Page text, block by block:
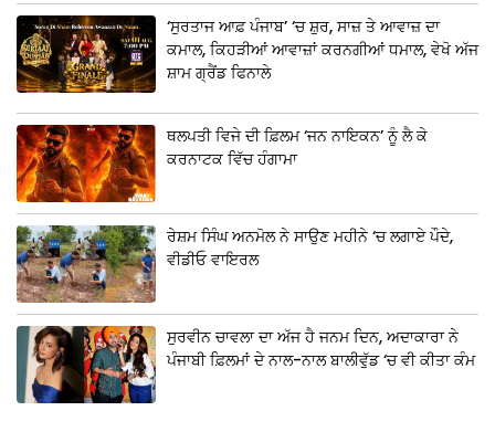
‘ਸੁਰਤਾਜ ਆਫ਼ ਪੰਜਾਬ’ ‘ਚ ਸ਼ੁਰ, ਸਾਜ਼ ਤੇ ਆਵਾਜ਼ ਦਾ
ਕਮਾਲ, ਕਿਹੜੀਆਂ ਆਵਾਜ਼ਾਂ ਕਰਨਗੀਆਂ ਧਮਾਲ, ਵੇਖੋ ਅੱਜ
ਸ਼ਾਮ ਗ੍ਰੈਂਡ ਫਿਨਾਲੇ
ਥਲਪਤੀ ਵਿਜੇ ਦੀ ਫ਼ਿਲਮ ‘ਜਨ ਨਾਇਕਨ’ ਨੂੰ ਲੈ ਕੇ
ਕਰਨਾਟਕ ਵਿੱਚ ਹੰਗਾਮਾ
ਰੇਸ਼ਮ ਸਿੰਘ ਅਨਮੋਲ ਨੇ ਸਾਉਣ ਮਹੀਨੇ ‘ਚ ਲਗਾਏ ਪੌਦੇ,
ਵੀਡੀਓ ਵਾਇਰਲ
ਸੁਰਵੀਨ ਚਾਵਲਾ ਦਾ ਅੱਜ ਹੈ ਜਨਮ ਦਿਨ, ਅਦਾਕਾਰਾ ਨੇ
ਪੰਜਾਬੀ ਫ਼ਿਲਮਾਂ ਦੇ ਨਾਲ-ਨਾਲ ਬਾਲੀਵੁੱਡ ‘ਚ ਵੀ ਕੀਤਾ ਕੰਮ